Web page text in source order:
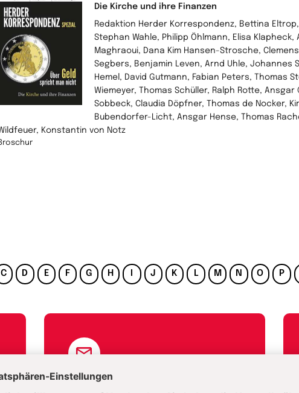
Die Kirche und ihre Finanzen
Redaktion Herder Korrespondenz, Bettina
Stephan Wahle, Philipp Öhlmann, Elisa Klapheck,
Maghraoui, Dana Kim Hansen-Strosche,
Segbers, Benjamin Leven, Arnd Uhle, Johannes
Hemel, David Gutmann, Fabian Peters, Thomas
Wiemeyer, Thomas Schüller, Ralph Rotte, Ansgar
Sobbeck, Claudia Döpfner, Thomas de Nocker,
Bubendorfer-Licht, Ansgar Hense, Thomas
Konstantin von Notz
C D E F G H I J K L M N O P